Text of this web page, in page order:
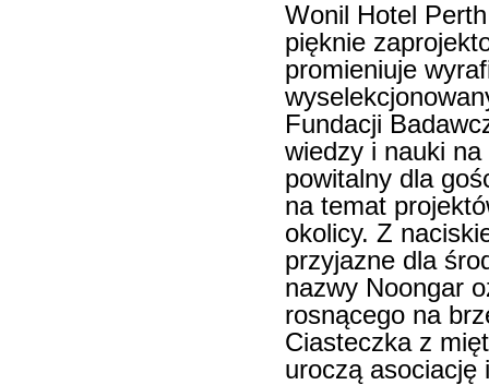
Wonil Hotel
pięknie
promieniuje
Fundacji
wiedzy i nauki na
powitalny dla
na temat
okolicy. Z
przyjazne dla
nazwy Noongar
rosnącego na
Ciasteczka z
uroczą asociację